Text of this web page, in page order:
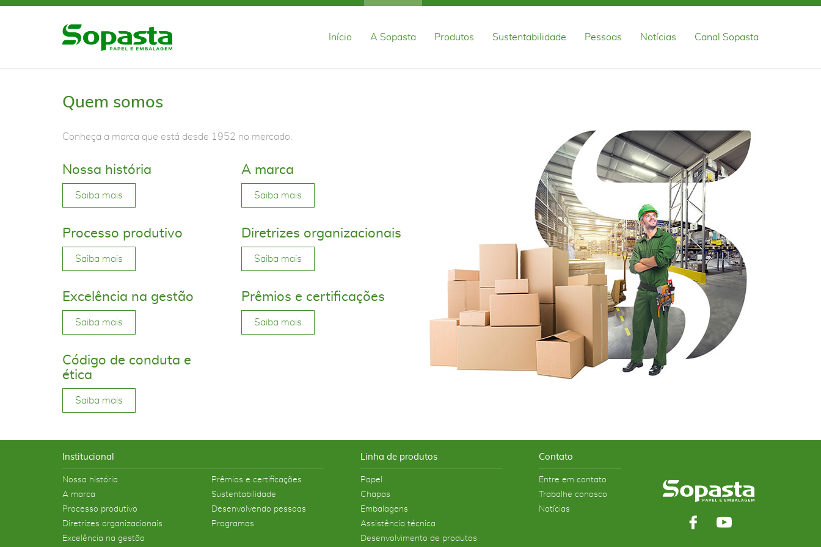
Início A Sopasta Produtos Sustentabilidade Pessoas Notícias Canal Sopasta
Quem somos
Conheça a marca que está desde 1952 no mercado.
Nossa história
Saiba mais
A marca
Saiba mais
Processo produtivo
Saiba mais
Diretrizes organizacionais
Saiba mais
Excelência na gestão
Saiba mais
Prêmios e certificações
Saiba mais
Código de conduta e
ética
Saiba mais
Institucional
Nossa história
A marca
Processo produtivo
Diretrizes organizacionais
Excelência na gestão
Prêmios e certificações
Sustentabilidade
Desenvolvendo pessoas
Programas
Linha de produtos
Papel
Chapas
Embalagens
Assistência técnica
Desenvolvimento de produtos
Contato
Entre em contato
Trabalhe conosco
Notícias